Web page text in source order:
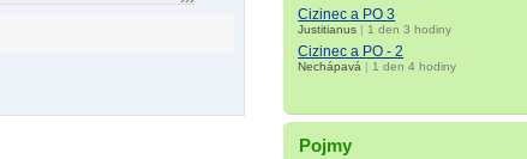
Cizinec a PO 3
Justitianus | 1 den 3 hodiny
Cizinec a PO - 2
Nechápavá | 1 den 4 hodiny
Pojmy